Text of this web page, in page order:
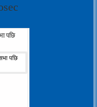
सम्वन्धि सुचना
Notice
पछि